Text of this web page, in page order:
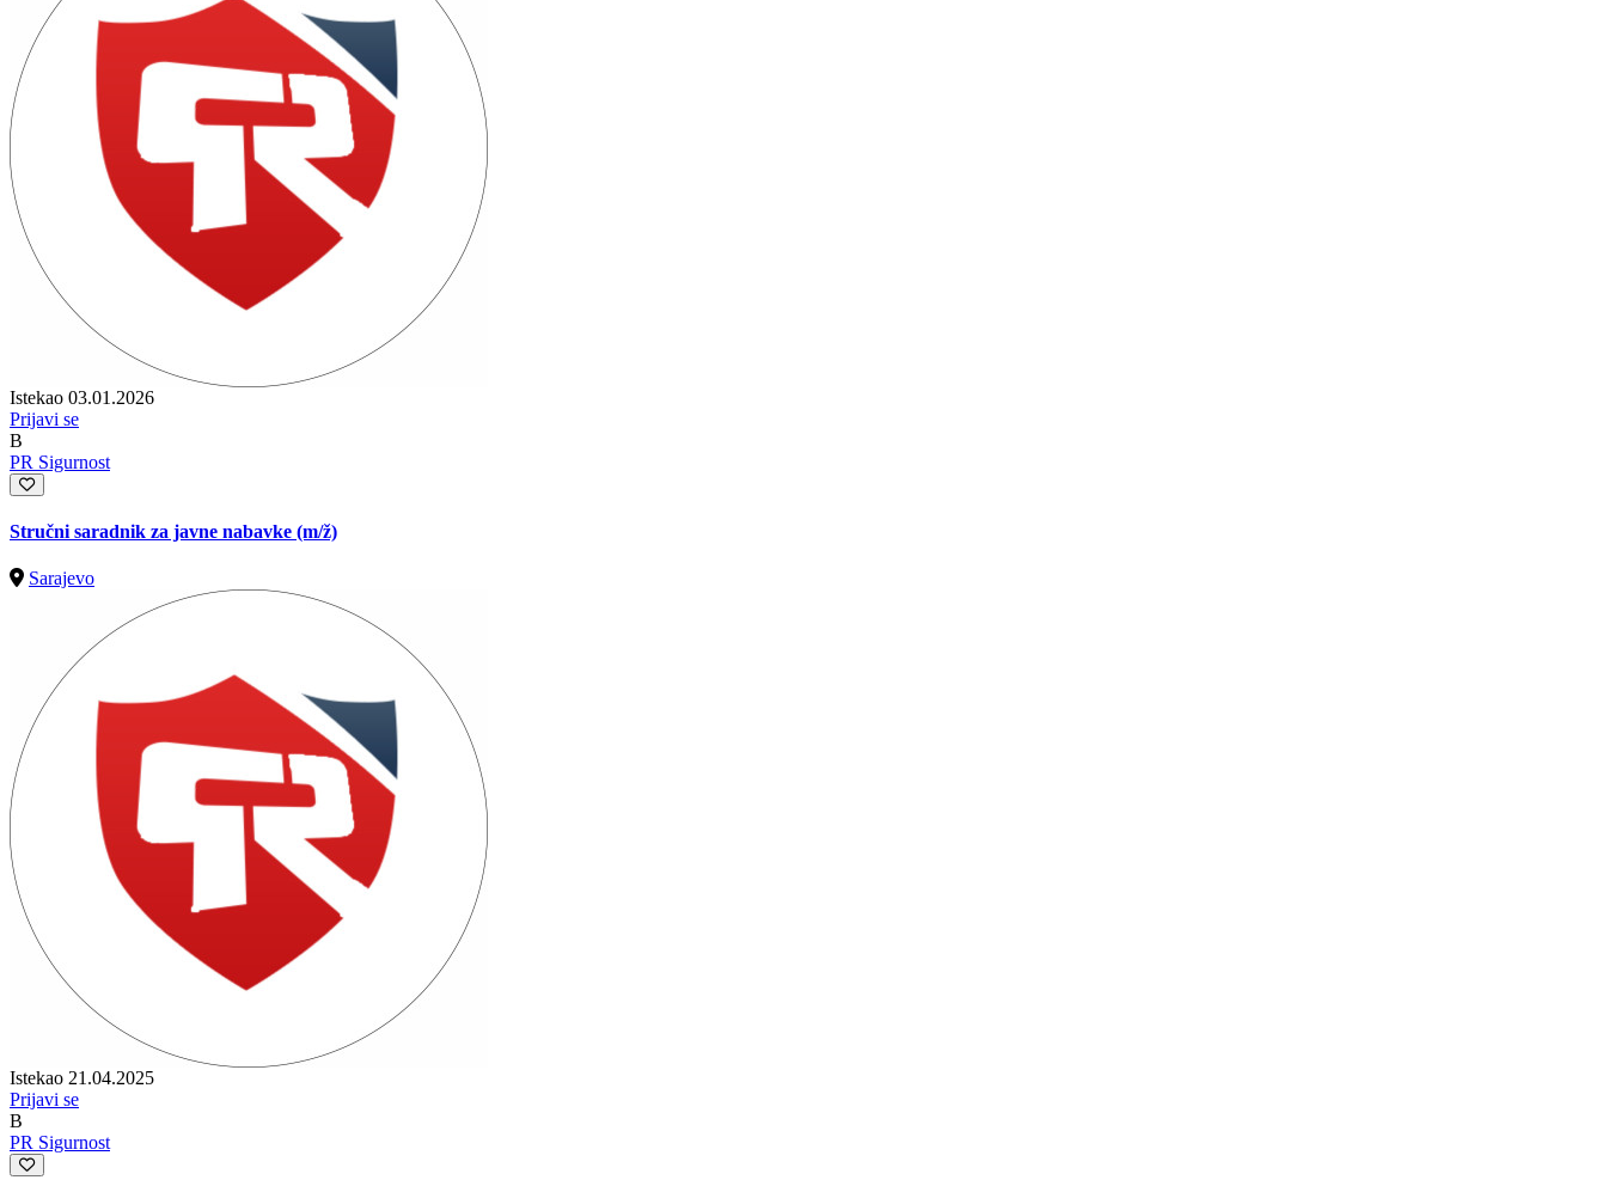
Istekao 03.01.2026
Prijavi se
B
PR Sigurnost
Stručni saradnik za javne nabavke (m/ž)
Sarajevo
Istekao 21.04.2025
Prijavi se
B
PR Sigurnost